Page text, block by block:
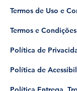
Termos de Uso e
Termos e
Política de
Política de